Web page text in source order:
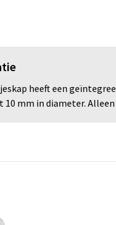
heeft een
mm in diameter. Alleen